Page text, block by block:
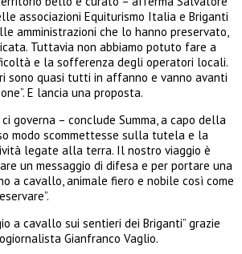
associazioni Equiturismo Italia e Briganti
amministrazioni che lo hanno preservato,
Tuttavia non abbiamo potuto fare a
e la sofferenza degli operatori locali.
sono quasi tutti in affanno e vanno avanti
E lancia una proposta.
ci governa – conclude Summa, a capo della
modo scommettesse sulla tutela e la
legate alla terra. Il nostro viaggio è
un messaggio di difesa e per portare una
a cavallo, animale fiero e nobile così come
a cavallo sui sentieri dei Briganti” grazie
Gianfranco Vaglio.